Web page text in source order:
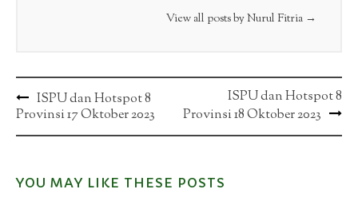
View all posts by Nurul Fitria →
Post
navigation
ISPU dan Hotspot 8
Provinsi 17 Oktober 2023
ISPU dan Hotspot 8
Provinsi 18 Oktober 2023
YOU MAY LIKE THESE POSTS